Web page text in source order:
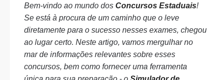
Bem-vindo ao mundo dos Concursos Estaduais!
Se está à procura de um caminho que o leve
diretamente para o sucesso nesses exames, chegou
ao lugar certo. Neste artigo, vamos mergulhar no
mar de informações relevantes sobre esses
concursos, bem como fornecer uma ferramenta